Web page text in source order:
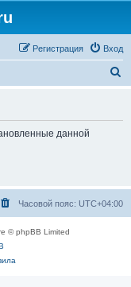
Вход
Регистрация
данной
Часовой пояс: UTC+04:00
© phpBB Limited